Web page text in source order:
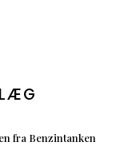
fra Benzintanken